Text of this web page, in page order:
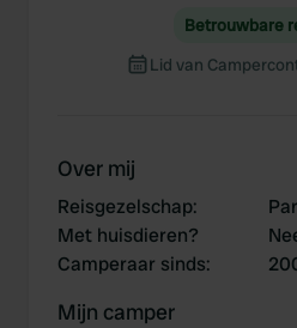
Betrouwbare
Lid van
Over mij
Reisgezelschap:
Met huisdieren?
Camperaar sinds:
Mijn camper